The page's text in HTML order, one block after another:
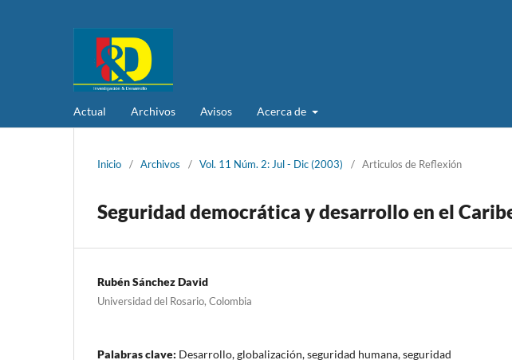
Actual Archivos Avisos Acerca de
Inicio / Archivos / Vol. 11 Núm. 2: Jul - Dic (2003) / Articulos de Reflexión
Seguridad democrática y desarrollo en el
Rubén Sánchez David
Universidad del Rosario, Colombia
Palabras clave: Desarrollo, globalización, seguridad humana, seguridad